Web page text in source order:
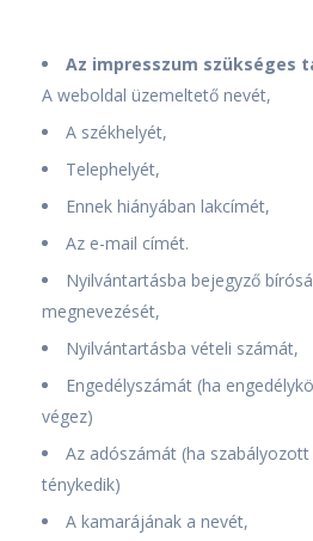
Az impresszum szükséges
A weboldal üzemeltető nevét,
A székhelyét,
Telephelyét,
Ennek hiányában lakcímét,
Az e-mail címét.
Nyilvántartásba bejegyző
megnevezését,
Nyilvántartásba vételi számát,
Engedélyszámát (ha
végez)
Az adószámát (ha
ténykedik)
A kamarájának a nevét,